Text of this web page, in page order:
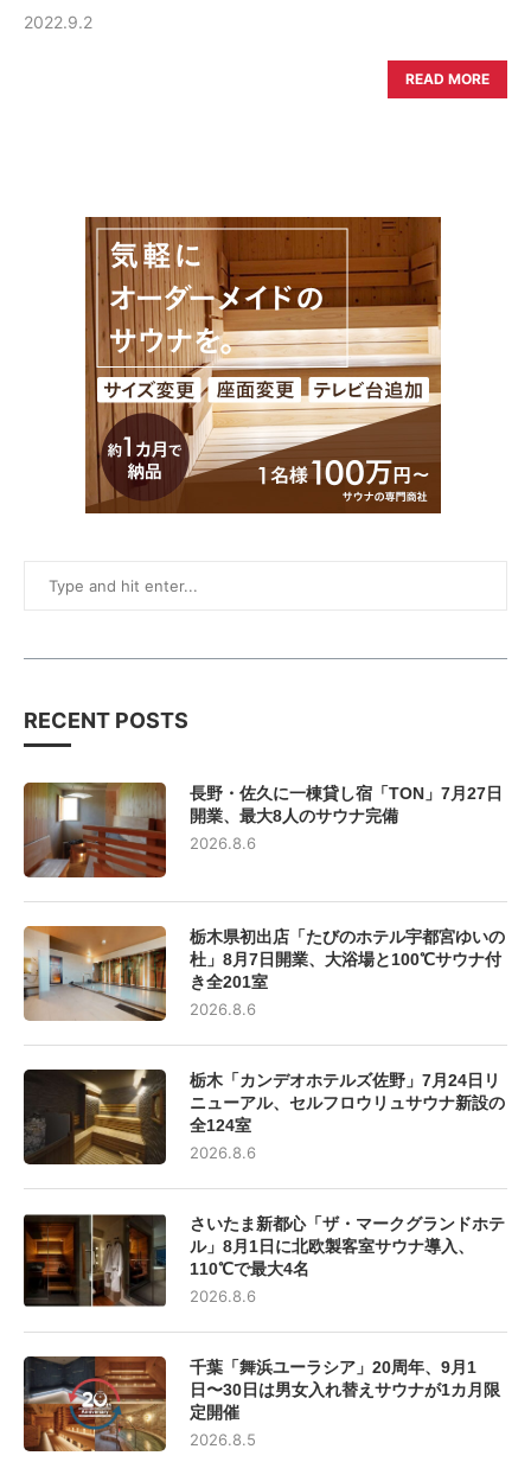
2022.9.2
READ MORE
RECENT POSTS
長野・佐久に一棟貸し宿「TON」7月27日
開業、最大8人のサウナ完備
2026.8.6
栃木県初出店「たびのホテル宇都宮ゆいの
杜」8月7日開業、大浴場と100℃サウナ付
き全201室
2026.8.6
栃木「カンデオホテルズ佐野」7月24日リ
ニューアル、セルフロウリュサウナ新設の
全124室
2026.8.6
さいたま新都心「ザ・マークグランドホテ
ル」8月1日に北欧製客室サウナ導入、
110℃で最大4名
2026.8.6
千葉「舞浜ユーラシア」20周年、9月1
日〜30日は男女入れ替えサウナが1カ月限
定開催
2026.8.5